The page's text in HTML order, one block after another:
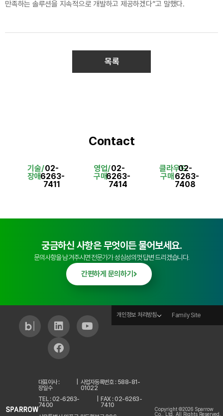
만족하는 솔루션을 지속적으로 개발하고 제공하겠다”고 말했다.
목록
Contact
기술/
장애
02-
6263-
7411
영업/
구매
02-
6263-
7414
클라우드
구매
02-
6263-
7408
궁금하신 사항은 무엇이든 물어보세요.
문의사항을 남겨주시면 전문가가 성심성의껏 답변 드리겠습니다.
간편하게 문의하기
개인정보 처리방침 Family Site
대표이사 :
장일수
사업자등록번호 : 588-81-
01022
TEL : 02-6263-
7400
FAX : 02-6263-
7410
Copyright ©2026 Sparrow
Co., Ltd. All Rights Reserved.